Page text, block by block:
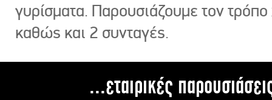
γυρίσματα. Παρουσιάζουμε τον
καθώς και 2 συνταγές.
...εταιρικές